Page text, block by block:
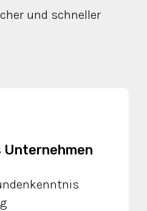
und schneller